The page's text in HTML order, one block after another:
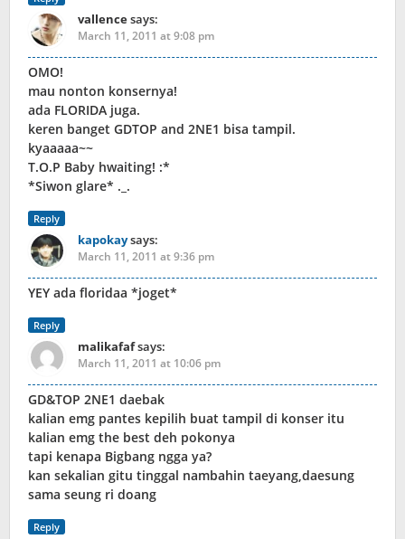
vallencesays:
March 11, 2011 at 9:08 pm
OMO!
mau nonton konsernya!
ada FLORIDA juga.
keren banget GDTOP and 2NE1 bisa tampil.
kyaaaaa~~
T.O.P Baby hwaiting! :*
*Siwon glare* ._.
Reply
kapokaysays:
March 11, 2011 at 9:36 pm
YEY ada floridaa *joget*
Reply
malikafafsays:
March 11, 2011 at 10:06 pm
GD&TOP 2NE1 daebak
kalian emg pantes kepilih buat tampil di konser itu
kalian emg the best deh pokonya
tapi kenapa Bigbang ngga ya?
kan sekalian gitu tinggal nambahin taeyang,daesung
sama seung ri doang
Reply